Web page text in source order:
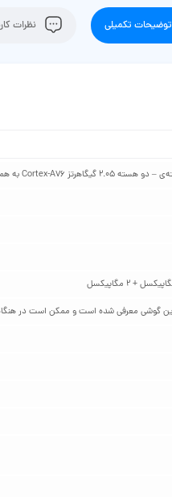
توضیحات تکمیلی نظرات